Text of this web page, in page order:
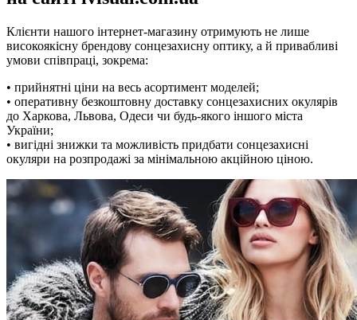
Клієнти нашого інтернет-магазину отримують не лише
високоякісну брендову сонцезахисну оптику, а й привабливі
умови співпраці, зокрема:
• прийнятні ціни на весь асортимент моделей;
• оперативну безкоштовну доставку сонцезахисних окулярів
до Харкова, Львова, Одеси чи будь-якого іншого міста
України;
• вигідні знижки та можливість придбати сонцезахисні
окуляри на розпродажі за мінімальною акційною ціною.